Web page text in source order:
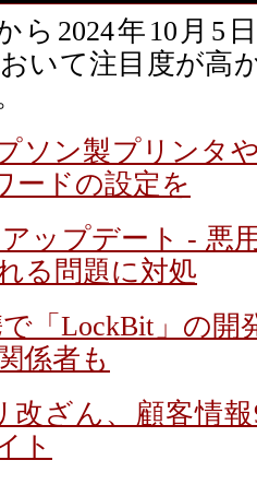
ら2024年10月5
いて注目度が高
ソン製プリンタ
ードの設定を
アップデート - 悪
る問題に対処
「LockBit」の開
係者も
改ざん、顧客情
ト